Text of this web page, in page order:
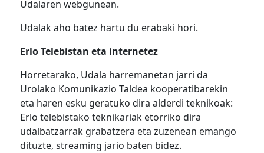
Udalaren webgunean.
Udalak aho batez hartu du erabaki hori.
Erlo Telebistan eta internetez
Horretarako, Udala harremanetan jarri da
Urolako Komunikazio Taldea kooperatibarekin
eta haren esku geratuko dira alderdi teknikoak:
Erlo telebistako teknikariak etorriko dira
udalbatzarrak grabatzera eta zuzenean emango
dituzte, streaming jario baten bidez.